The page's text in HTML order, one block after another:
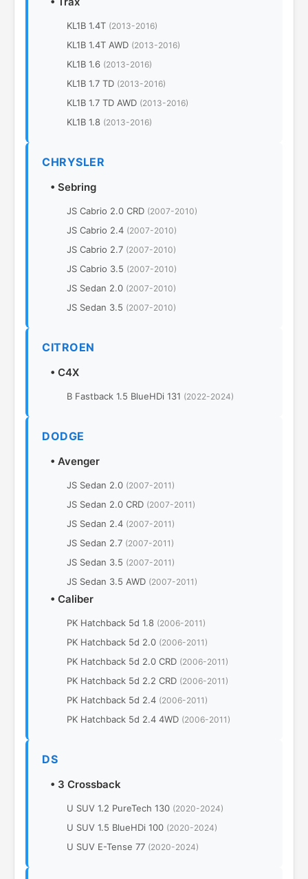
KL1B 1.4T (2013-2016)
KL1B 1.4T AWD (2013-2016)
KL1B 1.6 (2013-2016)
KL1B 1.7 TD (2013-2016)
KL1B 1.7 TD AWD (2013-2016)
KL1B 1.8 (2013-2016)
CHRYSLER
• Sebring
JS Cabrio 2.0 CRD (2007-2010)
JS Cabrio 2.4 (2007-2010)
JS Cabrio 2.7 (2007-2010)
JS Cabrio 3.5 (2007-2010)
JS Sedan 2.0 (2007-2010)
JS Sedan 3.5 (2007-2010)
CITROEN
• C4X
B Fastback 1.5 BlueHDi 131 (2022-2024)
DODGE
• Avenger
JS Sedan 2.0 (2007-2011)
JS Sedan 2.0 CRD (2007-2011)
JS Sedan 2.4 (2007-2011)
JS Sedan 2.7 (2007-2011)
JS Sedan 3.5 (2007-2011)
JS Sedan 3.5 AWD (2007-2011)
• Caliber
PK Hatchback 5d 1.8 (2006-2011)
PK Hatchback 5d 2.0 (2006-2011)
PK Hatchback 5d 2.0 CRD (2006-2011)
PK Hatchback 5d 2.2 CRD (2006-2011)
PK Hatchback 5d 2.4 (2006-2011)
PK Hatchback 5d 2.4 4WD (2006-2011)
DS
• 3 Crossback
U SUV 1.2 PureTech 130 (2020-2024)
U SUV 1.5 BlueHDi 100 (2020-2024)
U SUV E-Tense 77 (2020-2024)